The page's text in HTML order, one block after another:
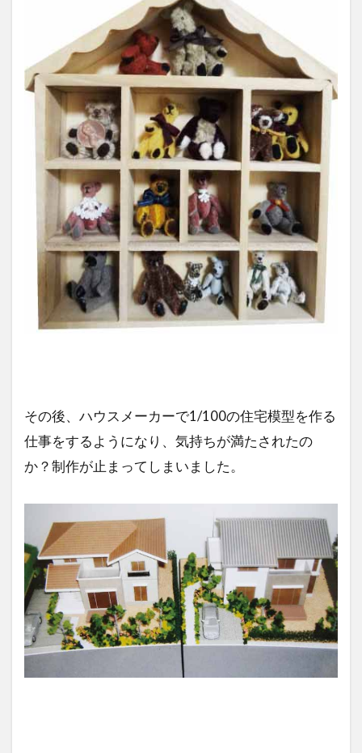
その後、ハウスメーカーで1/100の住宅模型を作る
仕事をするようになり、気持ちが満たされたの
か？制作が止まってしまいました。